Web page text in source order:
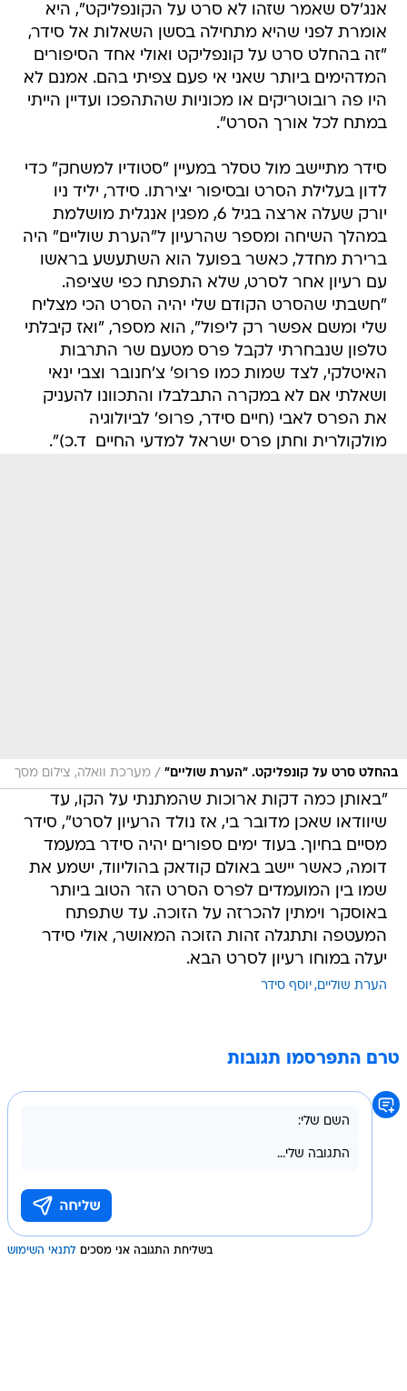
אנג'לס שאמר שזהו לא סרט על הקונפליקט", היא
אומרת לפני שהיא מתחילה בסשן השאלות אל סידר,
"זה בהחלט סרט על קונפליקט ואולי אחד הסיפורים
המדהימים ביותר שאני אי פעם צפיתי בהם. אמנם לא
היו פה רובוטריקים או מכוניות שהתהפכו ועדיין הייתי
במתח לכל אורך הסרט".
סידר מתיישב מול טסלר במעיין "סטודיו למשחק" כדי
לדון בעלילת הסרט ובסיפור יצירתו. סידר, יליד ניו
יורק שעלה ארצה בגיל 6, מפגין אנגלית מושלמת
במהלך השיחה ומספר שהרעיון ל"הערת שוליים" היה
ברירת מחדל, כאשר בפועל הוא השתעשע בראשו
עם רעיון אחר לסרט, שלא התפתח כפי שציפה.
"חשבתי שהסרט הקודם שלי יהיה הסרט הכי מצליח
שלי ומשם אפשר רק ליפול", הוא מספר, "ואז קיבלתי
טלפון שנבחרתי לקבל פרס מטעם שר התרבות
האיטלקי, לצד שמות כמו פרופ' צ'חנובר וצבי ינאי
ושאלתי אם לא במקרה התבלבלו והתכוונו להעניק
את הפרס לאבי (חיים סידר, פרופ' לביולוגיה
מולקולרית וחתן פרס ישראל למדעי החיים  ד.כ)".
בהחלט סרט על קונפליקט. "הערת שוליים" / מערכת וואלה, צילום מסך
"באותן כמה דקות ארוכות שהמתנתי על הקו, עד
שיוודאו שאכן מדובר בי, אז נולד הרעיון לסרט", סידר
מסיים בחיוך. בעוד ימים ספורים יהיה סידר במעמד
דומה, כאשר יישב באולם קודאק בהוליווד, ישמע את
שמו בין המועמדים לפרס הסרט הזר הטוב ביותר
באוסקר וימתין להכרזה על הזוכה. עד שתפתח
המעטפה ותתגלה זהות הזוכה המאושר, אולי סידר
יעלה במוחו רעיון לסרט הבא.
הערת שוליים יוסף סידר
טרם התפרסמו תגובות
בשליחת התגובה אני מסכים לתנאי השימוש